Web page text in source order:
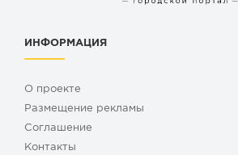
ИНФОРМАЦИЯ
О проекте
Размещение рекламы
Cоглашение
Контакты